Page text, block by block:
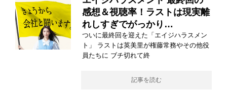
感想＆視聴率！ラストは現実離
れしすぎでがっかり…
ついに最終回を迎えた「エイジハラスメン
ト」 ラストは英美里が権藤常務やその他役
員たちに ブチ切れて終
記事を読む